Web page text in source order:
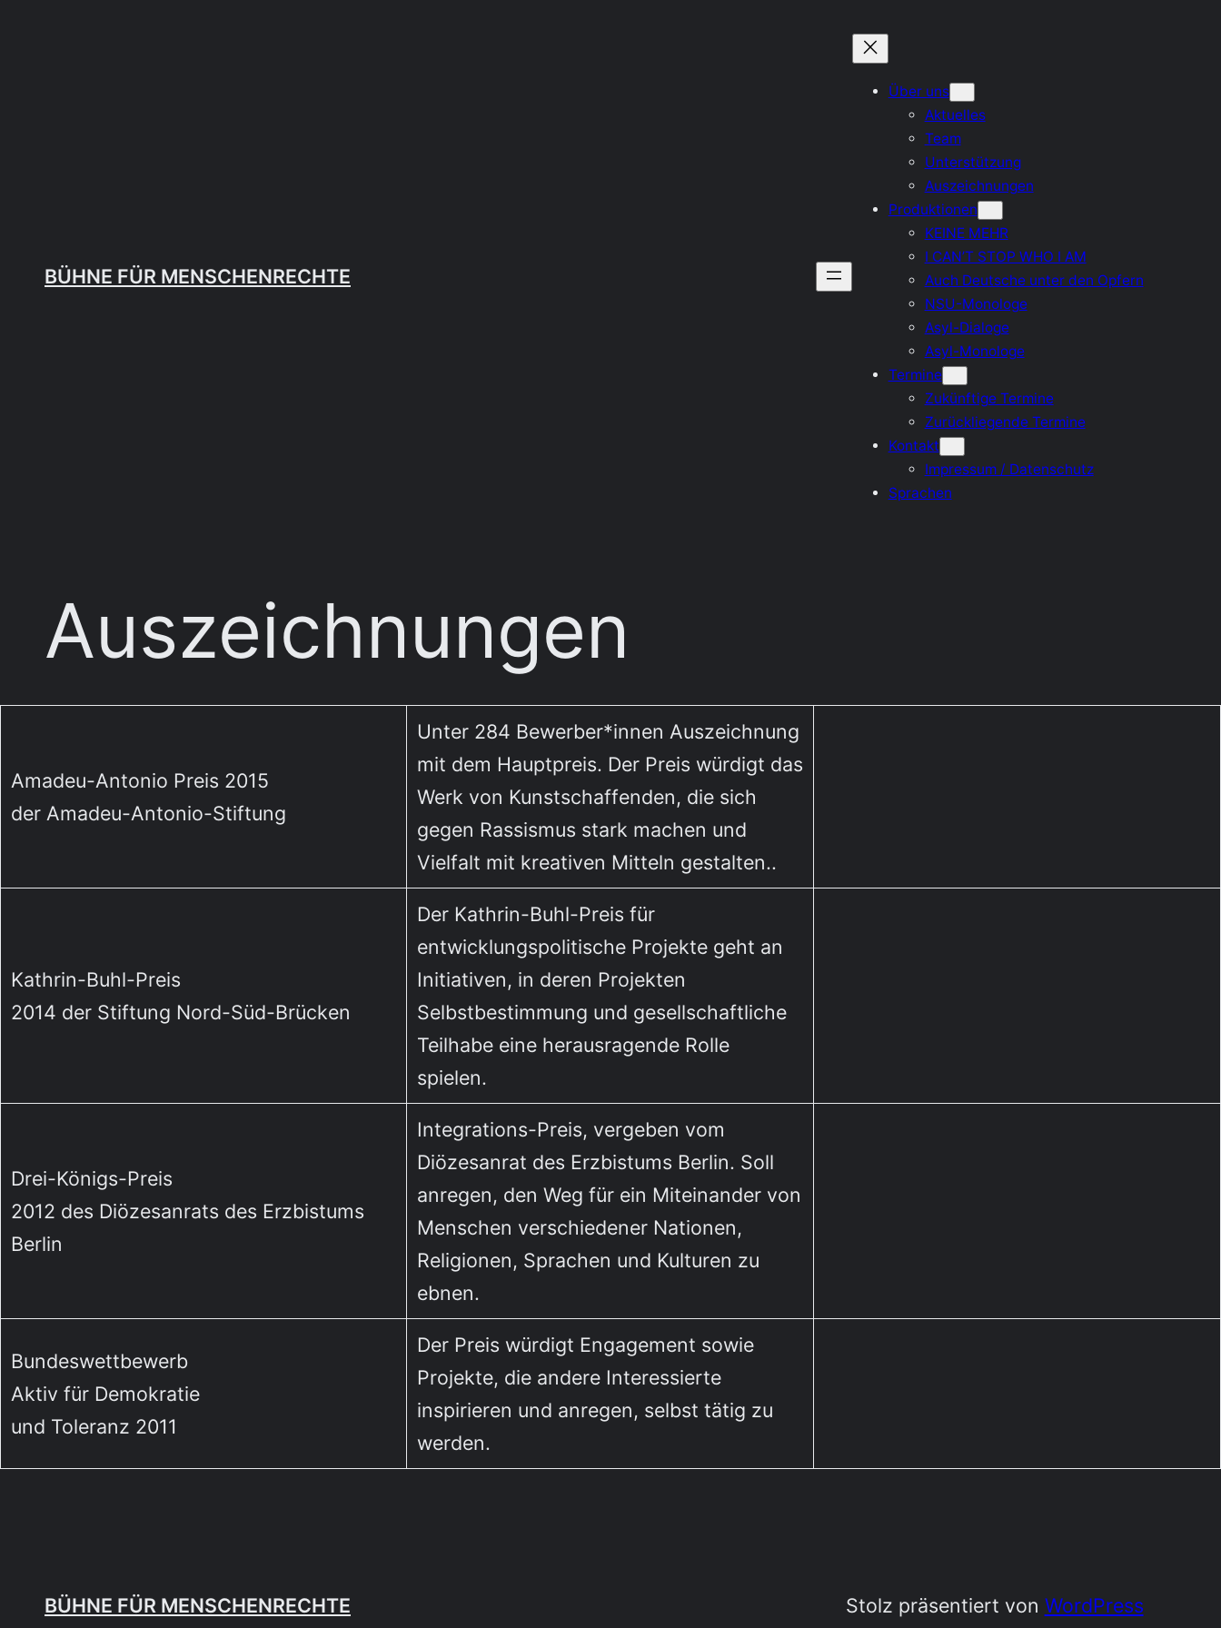
BÜHNE FÜR MENSCHENRECHTE
Über uns
Aktuelles
Team
Unterstützung
Auszeichnungen
Produktionen
KEINE MEHR
I CAN’T STOP WHO I AM
Auch Deutsche unter den Opfern
NSU-Monologe
Asyl-Dialoge
Asyl-Monologe
Termine
Zukünftige Termine
Zurückliegende Termine
Kontakt
Impressum / Datenschutz
Sprachen
Auszeichnungen
Amadeu-Antonio Preis 2015
der Amadeu-Antonio-Stiftung
Unter 284 Bewerber*innen Auszeichnung
mit dem Hauptpreis. Der Preis würdigt das
Werk von Kunstschaffenden, die sich
gegen Rassismus stark machen und
Vielfalt mit kreativen Mitteln gestalten..
Kathrin-Buhl-Preis
2014 der Stiftung Nord-Süd-Brücken
Der Kathrin-Buhl-Preis für
entwicklungspolitische Projekte geht an
Initiativen, in deren Projekten
Selbstbestimmung und gesellschaftliche
Teilhabe eine herausragende Rolle
spielen.
Drei-Königs-Preis
2012 des Diözesanrats des Erzbistums
Berlin
Integrations-Preis, vergeben vom
Diözesanrat des Erzbistums Berlin. Soll
anregen, den Weg für ein Miteinander von
Menschen verschiedener Nationen,
Religionen, Sprachen und Kulturen zu
ebnen.
Bundeswettbewerb
Aktiv für Demokratie
und Toleranz 2011
Der Preis würdigt Engagement sowie
Projekte, die andere Interessierte
inspirieren und anregen, selbst tätig zu
werden.
BÜHNE FÜR MENSCHENRECHTE Stolz präsentiert von WordPress